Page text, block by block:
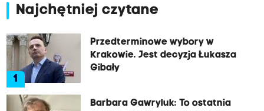
Najchętniej czytane
1
Przedterminowe wybory w
Krakowie. Jest decyzja Łukasza
Gibały
Barbara Gawryluk: To ostatnia